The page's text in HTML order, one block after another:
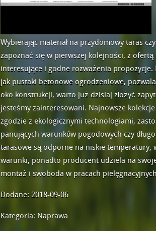
Wybierając materiał na przydomowy taras
zapoznać się w pierwszej kolejności, z
interesujące i godne rozważenia
jak pustaki betonowe ogrodzeniowe,
oko konstrukcji, warto już dzisiaj złożyć
jesteśmy zainteresowani. Najnowsze
zgodzie z ekologicznymi technologiami,
panujących warunków pogodowych czy
tarasowe są odporne na niskie
warunki, ponadto producent udziela na
montaż i swoboda w pracach
Dodane: 2018-09-06
Kategoria: Naprawa